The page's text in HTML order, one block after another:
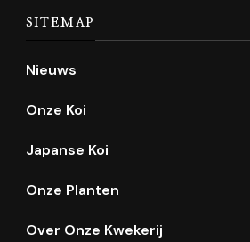
SITEMAP
Nieuws
Onze Koi
Japanse Koi
Onze Planten
Over Onze Kwekerij